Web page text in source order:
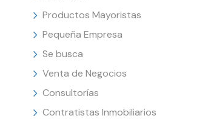
Productos Mayoristas
Pequeña Empresa
Se busca
Venta de Negocios
Consultorías
Contratistas Inmobiliarios